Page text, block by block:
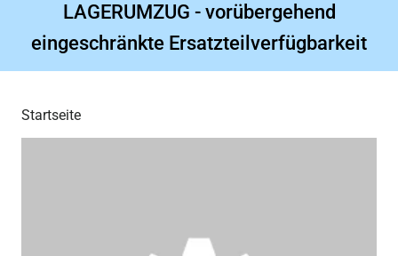
LAGERUMZUG - vorübergehend
eingeschränkte Ersatzteilverfügbarkeit
Startseite